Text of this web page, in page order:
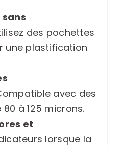
des pochettes
une plastification
avec des
à 125 microns.
et
lorsque la